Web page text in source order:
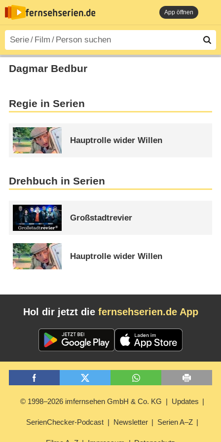
App öffnen
Dagmar Bedbur
Regie in Serien
Hauptrolle wider Willen
Drehbuch in Serien
Großstadtrevier
Hauptrolle wider Willen
Hol dir jetzt die fernsehserien.de App
© 1998–2026 imfernsehen GmbH & Co. KG Updates
SerienChecker-Podcast Newsletter Serien A–Z